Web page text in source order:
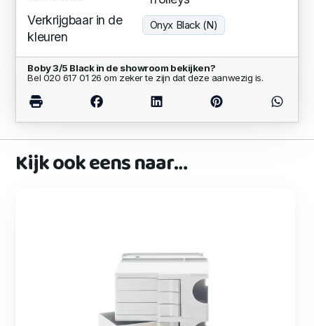
Verkrijgbaar in de
kleuren
Onyx Black (N)
Boby 3/5 Black in de showroom bekijken?
Bel 020 617 01 26 om zeker te zijn dat deze aanwezig is.
Kijk ook eens naar…